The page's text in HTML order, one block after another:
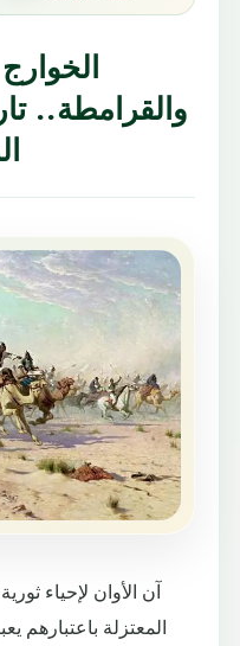
والقرامطة..
آن الأوان لإحياء
المعتزلة باعتبارهم